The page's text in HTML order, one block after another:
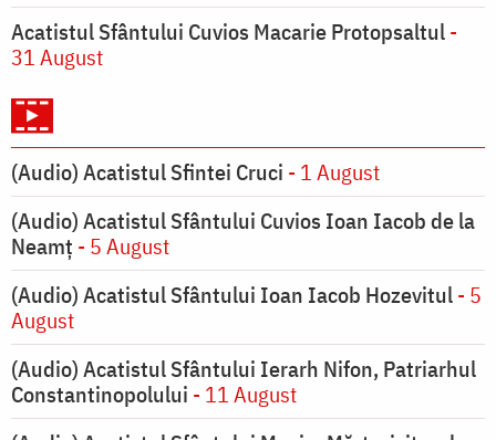
Acatistul Sfântului Cuvios Macarie Protopsaltul-
31 August
(Audio) Acatistul Sfintei Cruci - 1 August
(Audio) Acatistul Sfântului Cuvios Ioan Iacob de la
Neamț - 5 August
(Audio) Acatistul Sfântului Ioan Iacob Hozevitul- 5
August
(Audio) Acatistul Sfântului Ierarh Nifon, Patriarhul
Constantinopolului - 11 August